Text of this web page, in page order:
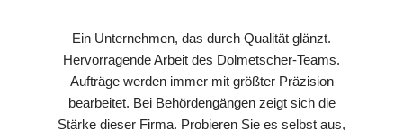
Ein Unternehmen, das durch Qualität glänzt.
Hervorragende Arbeit des Dolmetscher-Teams.
Aufträge werden immer mit größter Präzision
bearbeitet. Bei Behördengängen zeigt sich die
Stärke dieser Firma. Probieren Sie es selbst aus,